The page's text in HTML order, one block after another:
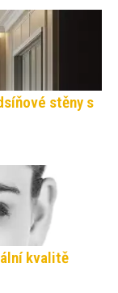
stěny s
kvalitě